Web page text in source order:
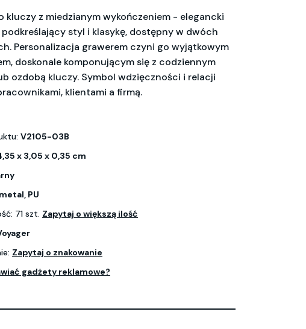
kluczy z miedzianym wykończeniem - elegancki
styl i klasykę, dostępny w dwóch
Personalizacja grawerem czyni go wyjątkowym
doskonale komponującym się z codziennym
ozdobą kluczy. Symbol wdzięczności i relacji
klientami a firmą.
V2105-03B
x 3,05 x 0,35 cm
metal, PU
71 szt. Zapytaj o większą ilość
Zapytaj o znakowanie
gadżety reklamowe?